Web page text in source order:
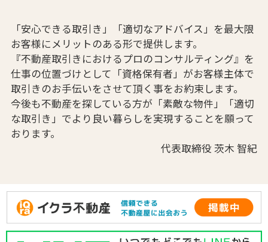
「安心できる取引き」「適切なアドバイス」を最大限
お客様にメリットのある形で提供します。
『不動産取引きにおけるプロのコンサルティング』を
仕事の位置づけとして「資格保有者」がお客様主体で
取引きのお手伝いをさせて頂く事をお約束します。
今後も不動産を探している方が「素敵な物件」「適切
な取引き」でより良い暮らしを実現することを願って
おります。
代表取締役 茨木 智紀